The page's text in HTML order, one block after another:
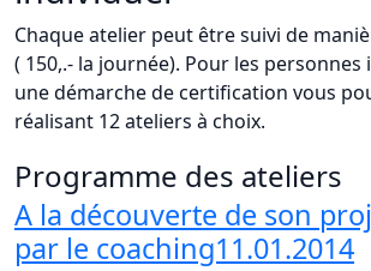
Chaque atelier peut être suivi de
( 150,.- la journée). Pour les
une démarche de certification vous
réalisant 12 ateliers à choix.
Programme des ateliers
A la découverte de son
par le coaching11.01.2014